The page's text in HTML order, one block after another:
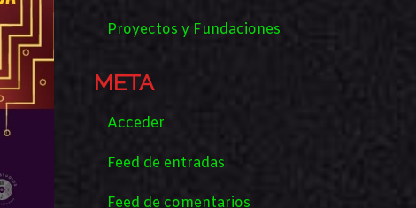
Proyectos y Fundaciones
META
Acceder
Feed de entradas
Feed de comentarios